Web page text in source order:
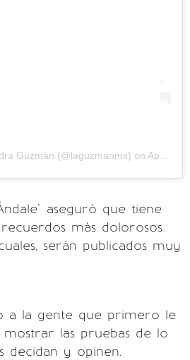
Guzmán (@laguzmanmx) on Apr 16, 2020 at 1:56pm PDT
aseguró que tiene
más dolorosos
serán publicados muy
a la gente que primero le
las pruebas de lo
decidan y opinen.